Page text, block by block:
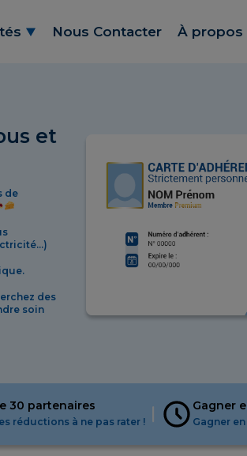
Nous Contacter À propos
et
de
des
soin
30 partenaires
réductions à ne pas rater !
Gagner
Gagner